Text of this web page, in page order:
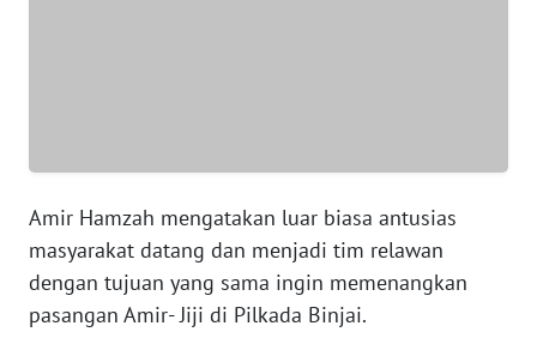
Amir Hamzah mengatakan luar biasa antusias
masyarakat datang dan menjadi tim relawan
dengan tujuan yang sama ingin memenangkan
pasangan Amir- Jiji di Pilkada Binjai.
PAPUA
PAPUA
BARAT